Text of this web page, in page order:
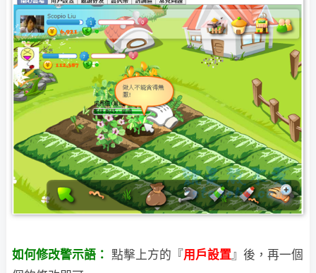
如何修改警示語： 點擊上方的『用戶設置』後，再一個